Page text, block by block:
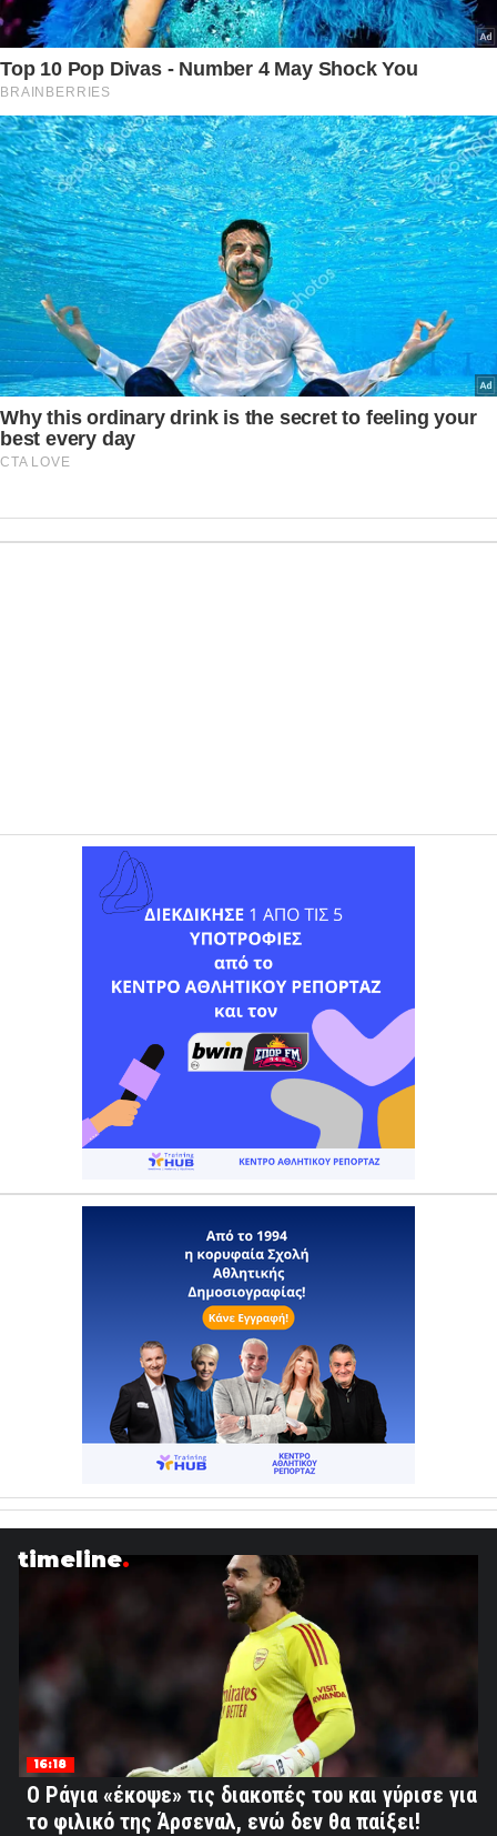
timeline
16:18
Ο Ράγια «έκοψε» τις διακοπές του και γύρισε για
το φιλικό της Άρσεναλ, ενώ δεν θα παίξει!